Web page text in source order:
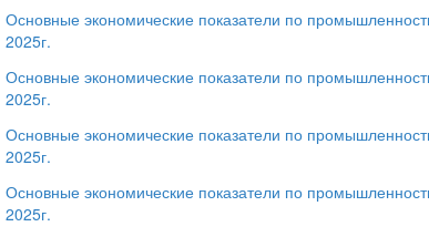
Основные экономические показатели по
2025г.
Основные экономические показатели по
2025г.
Основные экономические показатели по
2025г.
Основные экономические показатели по
2025г.